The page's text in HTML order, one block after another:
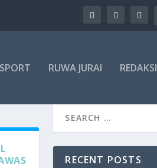
SPORT RUWA JURAI REDAKSI
RECENT POSTS